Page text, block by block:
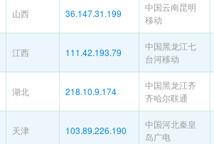
山西 36.147.31.199
中国云南昆明
移动
江西 111.42.193.79
中国黑龙江七
台河移动
湖北 218.10.9.174
中国黑龙江齐
齐哈尔联通
天津 103.89.226.190
中国河北秦皇
岛广电